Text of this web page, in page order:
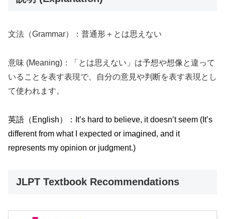
文法（Grammar）：普通形＋とは思えない
意味 (Meaning)：「とは思えない」は予想や想像と違って
いることを表す表現で、自分の意見や判断を表す表現とし
て使われます。
英語（English）：It’s hard to believe, it doesn’t seem (It’s
different from what I expected or imagined, and it
represents my opinion or judgment.)
JLPT Textbook Recommendations